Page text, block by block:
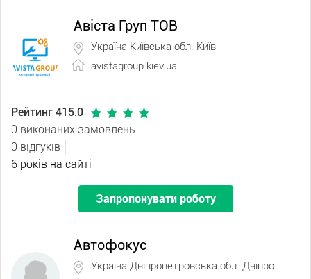
Авіста Груп ТОВ
Україна Київська обл. Київ
avistagroup.kiev.ua
Рейтинг 415.0
0 виконаних замовлень
0 відгуків
6 років на сайті
Запропонувати роботу
Автофокус
Україна Дніпропетровська обл. Дніпро